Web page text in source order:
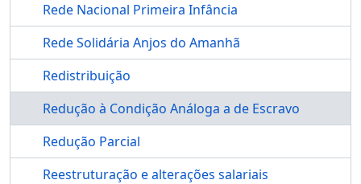
Rede Nacional Primeira Infância
Rede Solidária Anjos do Amanhã
Redistribuição
Redução à Condição Análoga a de Escravo
Redução Parcial
Reestruturação e alterações salariais